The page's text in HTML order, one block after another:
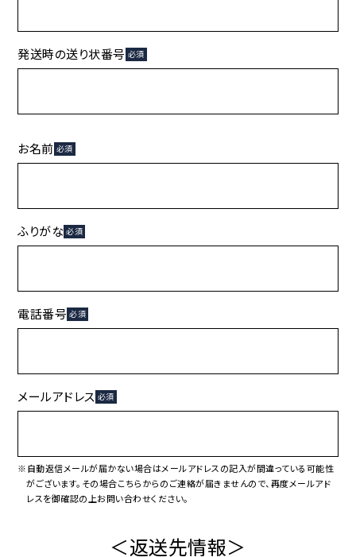
発送時の送り状番号 必須
お名前 必須
ふりがな 必須
電話番号 必須
メールアドレス 必須
※自動返信メールが届かない場合はメールアドレスの記入が間違っている可能性
がございます。その場合こちらからのご連絡が届きませんので、再度メールアド
レスを御確認の上お問い合わせください。
＜返送先情報＞